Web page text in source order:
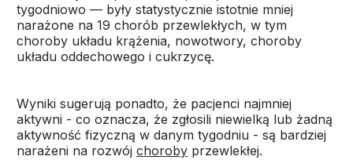
tygodniowo — były statystycznie istotnie mniej
narażone na 19 chorób przewlekłych, w tym
choroby układu krążenia, nowotwory, choroby
układu oddechowego i cukrzycę.
Wyniki sugerują ponadto, że pacjenci najmniej
aktywni - co oznacza, że zgłosili niewielką lub żadną
aktywność fizyczną w danym tygodniu - są bardziej
narażeni na rozwój choroby przewlekłej.